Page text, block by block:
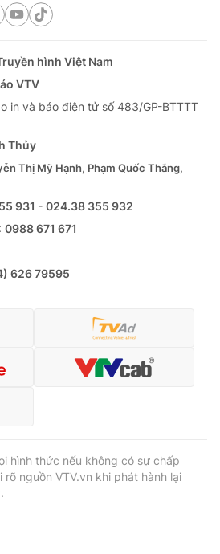
hình Việt Nam
VTV
in và báo điện tử số 483/GP-BTTTT
Thủy
Thị Mỹ Hạnh, Phạm Quốc Thắng,
931 - 024.38 355 932
0988 671 671
626 79595
hình thức nếu không có sự chấp
nguồn VTV.vn khi phát hành lại